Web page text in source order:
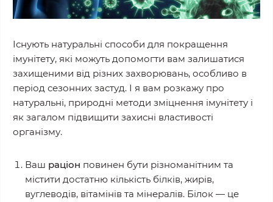
Існують натуральні способи для покращення
імунітету, які можуть допомогти вам залишатися
захищеними від різних захворювань, особливо в
період сезонних застуд. І я вам розкажу про
натуральні, природні методи зміцнення імунітету і
як загалом підвищити захисні властивості
організму.
Ваш раціон повинен бути різноманітним та
містити достатню кількість бiлкiв, жирiв,
вуглеводiв, вiтамiнiв та мiнералiв. Білок — це